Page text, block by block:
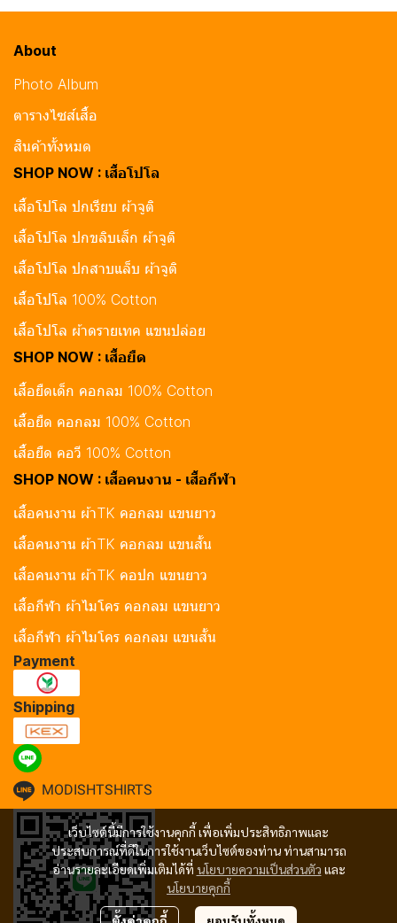
เว็บไซต์นี้มีการใช้งานคุกกี้ เพื่อเพิ่มประสิทธิภาพและ
ประสบการณ์ที่ดีในการใช้งานเว็บไซต์ของท่าน ท่านสามารถ
อ่านรายละเอียดเพิ่มเติมได้ที่ นโยบายความเป็นส่วนตัว และ
นโยบายคุกกี้
About
Photo Album
ตารางไซส์เสื้อ
สินค้าทั้งหมด
SHOP NOW : เสื้อโปโล
เสื้อโปโล ปกเรียบ ผ้าจูติ
เสื้อโปโล ปกขลิบเล็ก ผ้าจูติ
เสื้อโปโล ปกสาบแล็บ ผ้าจูติ
เสื้อโปโล 100% Cotton
เสื้อโปโล ผ้าดรายเทค แขนปล่อย
SHOP NOW : เสื้อยืด
เสื้อยืดเด็ก คอกลม 100% Cotton
เสื้อยืด คอกลม 100% Cotton
เสื้อยืด คอวี 100% Cotton
SHOP NOW : เสื้อคนงาน - เสื้อกีฬา
เสื้อคนงาน ผ้าTK คอกลม แขนยาว
เสื้อคนงาน ผ้าTK คอกลม แขนสั้น
เสื้อคนงาน ผ้าTK คอปก แขนยาว
เสื้อกีฬา ผ้าไมโคร คอกลม แขนยาว
เสื้อกีฬา ผ้าไมโคร คอกลม แขนสั้น
Payment
Shipping
MODISHTSHIRTS